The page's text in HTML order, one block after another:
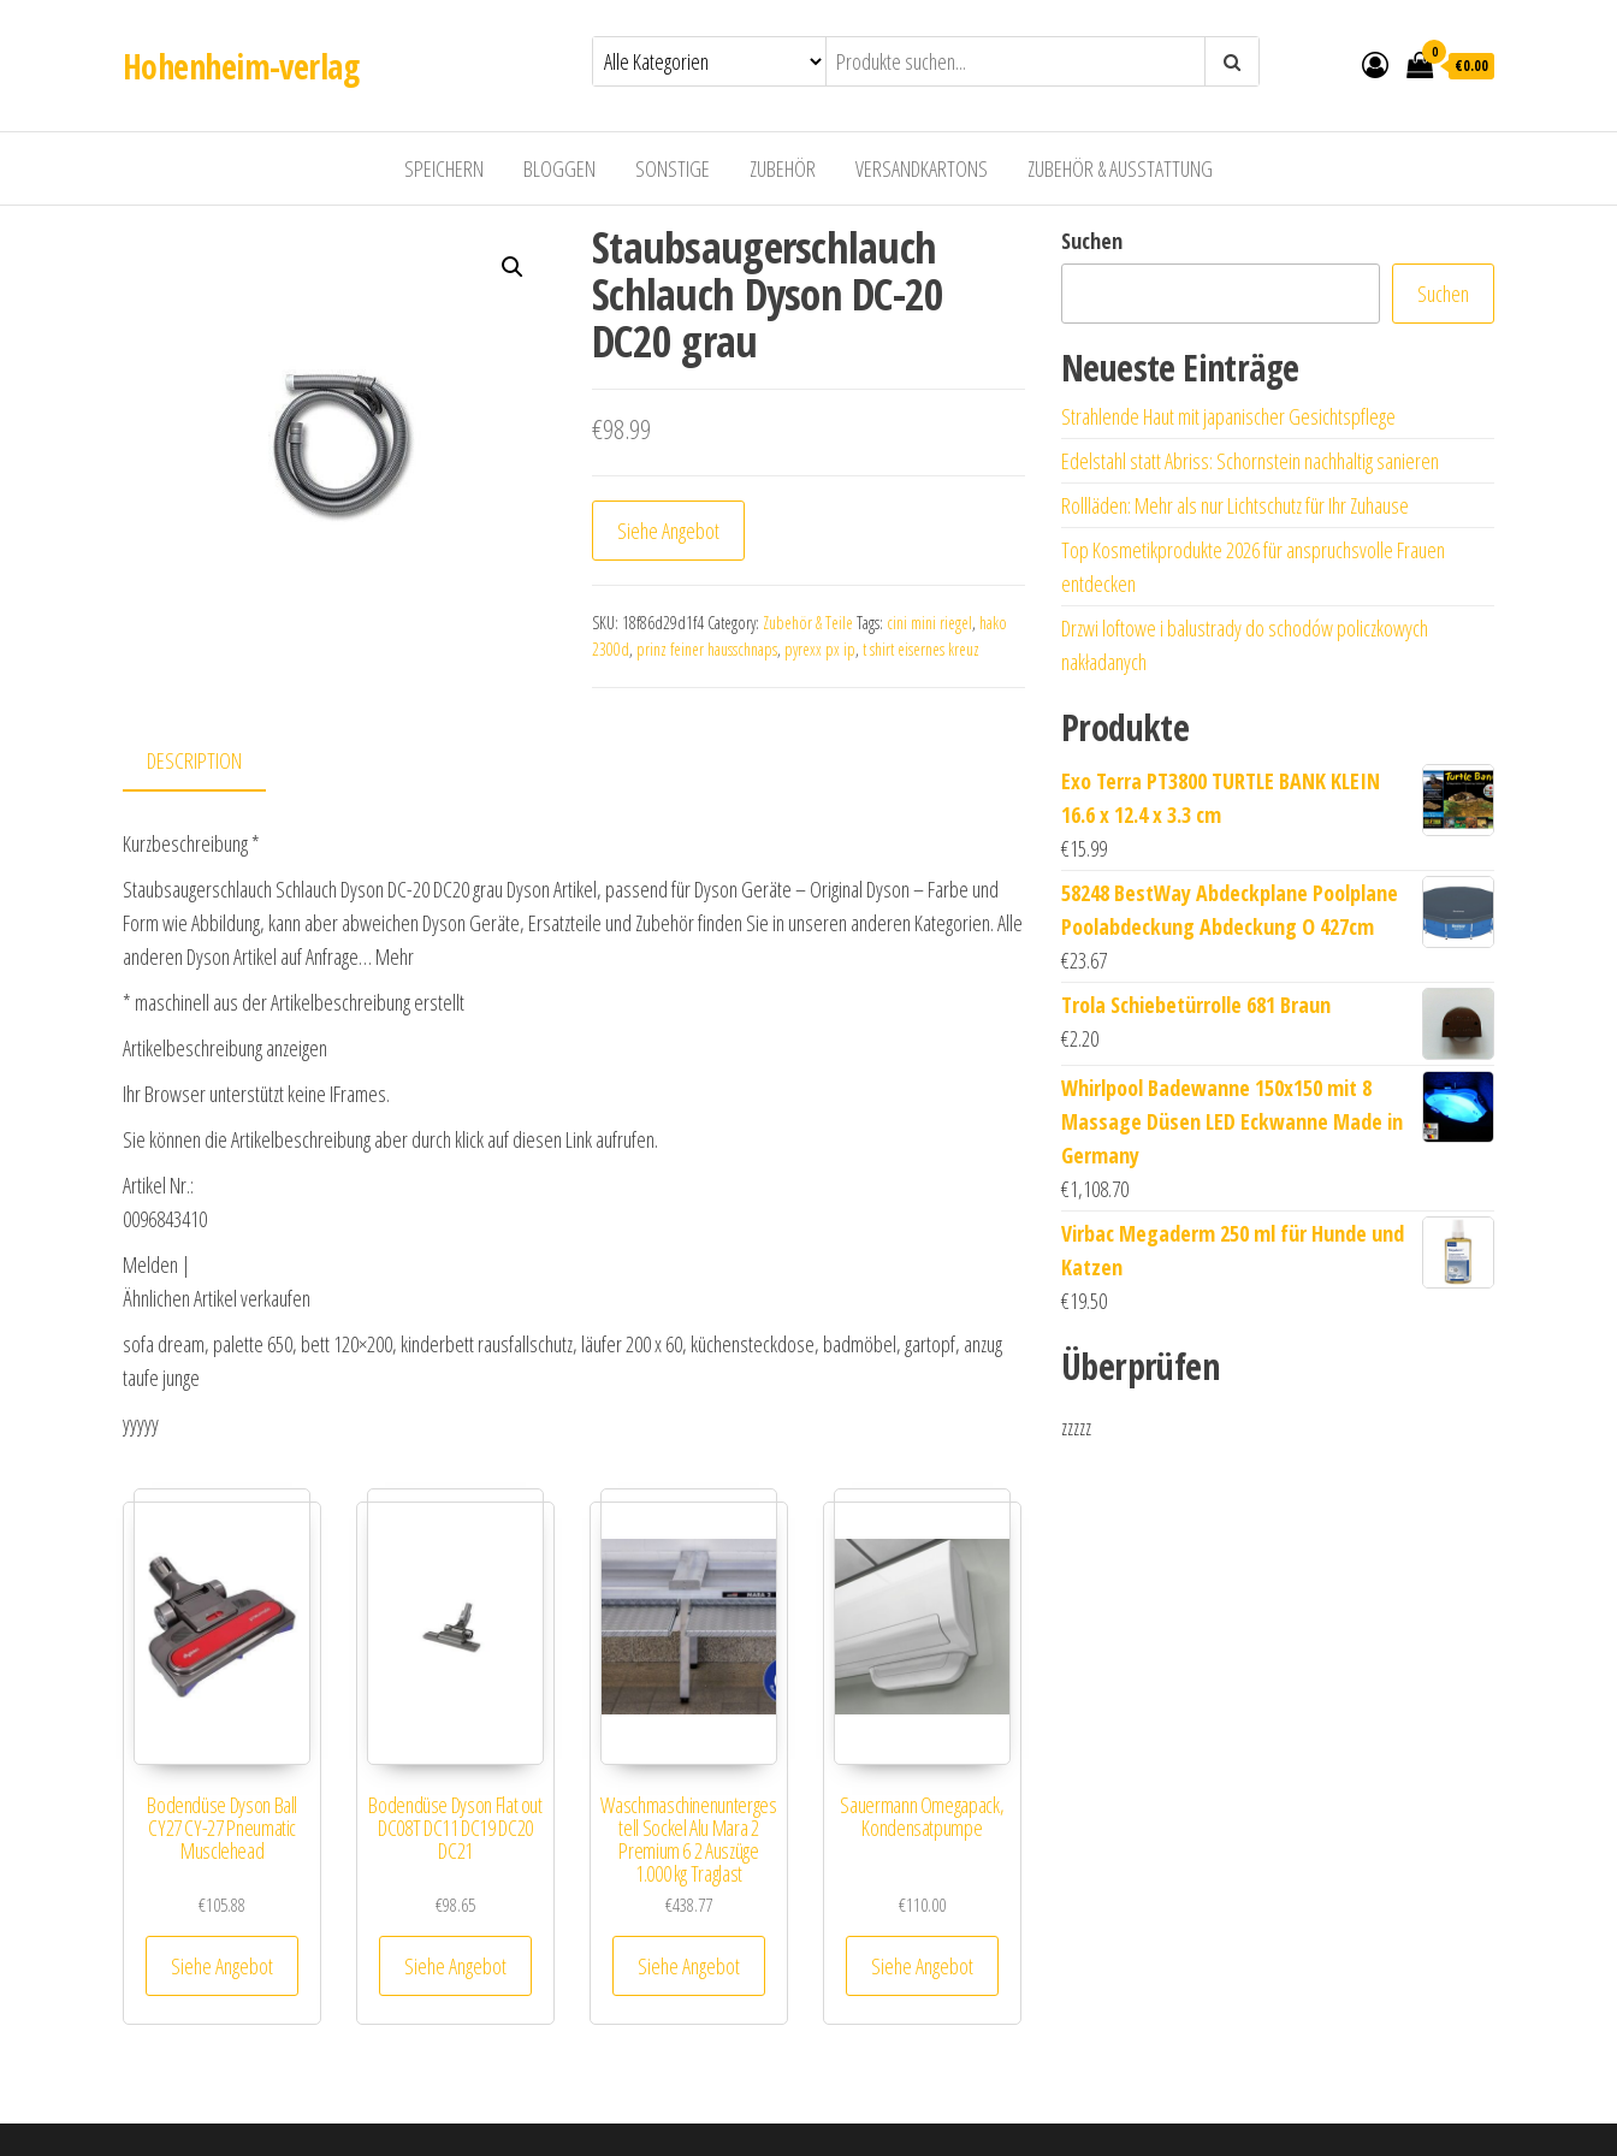
Hohenheim-verlag 0
€0.00
SPEICHERN BLOGGEN SONSTIGE ZUBEHÖR VERSANDKARTONS ZUBEHÖR & AUSSTATTUNG
Staubsaugerschlauch
Schlauch Dyson DC-20
DC20 grau
€98.99
Siehe Angebot
SKU: 18f86d29d1f4 Category: Zubehör & Teile Tags: cini mini riegel, hako
2300d, prinz feiner hausschnaps, pyrexx px ip, t shirt eisernes kreuz
DESCRIPTION
Kurzbeschreibung *
Staubsaugerschlauch Schlauch Dyson DC-20 DC20 grau Dyson Artikel, passend für Dyson Geräte – Original Dyson – Farbe und
Form wie Abbildung, kann aber abweichen Dyson Geräte, Ersatzteile und Zubehör finden Sie in unseren anderen Kategorien. Alle
anderen Dyson Artikel auf Anfrage… Mehr
* maschinell aus der Artikelbeschreibung erstellt
Artikelbeschreibung anzeigen
Ihr Browser unterstützt keine IFrames.
Sie können die Artikelbeschreibung aber durch klick auf diesen Link aufrufen.
Artikel Nr.:
0096843410
Melden |
Ähnlichen Artikel verkaufen
sofa dream, palette 650, bett 120×200, kinderbett rausfallschutz, läufer 200 x 60, küchensteckdose, badmöbel, gartopf, anzug
taufe junge
yyyyy
Bodendüse Dyson Ball
CY27 CY-27 Pneumatic
Musclehead
€105.88
Siehe Angebot
Bodendüse Dyson Flat out
DC08T DC11 DC19 DC20
DC21
€98.65
Siehe Angebot
Waschmaschinenunterges
tell Sockel Alu Mara 2
Premium 6 2 Auszüge
1.000 kg Traglast
€438.77
Siehe Angebot
Sauermann Omegapack,
Kondensatpumpe
€110.00
Siehe Angebot
Suchen
Suchen
Neueste Einträge
Strahlende Haut mit japanischer Gesichtspflege
Edelstahl statt Abriss: Schornstein nachhaltig sanieren
Rollläden: Mehr als nur Lichtschutz für Ihr Zuhause
Top Kosmetikprodukte 2026 für anspruchsvolle Frauen
entdecken
Drzwi loftowe i balustrady do schodów policzkowych
nakładanych
Produkte
Exo Terra PT3800 TURTLE BANK KLEIN
16.6 x 12.4 x 3.3 cm
€15.99
58248 BestWay Abdeckplane Poolplane
Poolabdeckung Abdeckung O 427cm
€23.67
Trola Schiebetürrolle 681 Braun
€2.20
Whirlpool Badewanne 150x150 mit 8
Massage Düsen LED Eckwanne Made in
Germany
€1,108.70
Virbac Megaderm 250 ml für Hunde und
Katzen
€19.50
Überprüfen
zzzzz